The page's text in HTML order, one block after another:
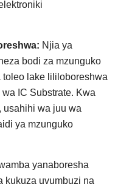
Njia ya
bodi za mzunguko
lake lililoboreshwa
IC Substrate. Kwa
usahihi wa juu wa
ya mzunguko
yanaboresha
kukuza uvumbuzi na